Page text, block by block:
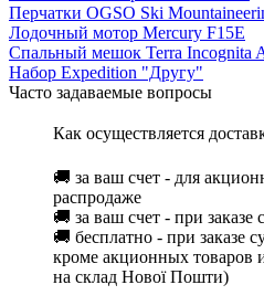
Перчатки OGSO Ski
Лодочный мотор Mercury F15E
Спальный мешок Terra Incognita
Набор Expedition "Другу"
Часто задаваемые вопросы
Как осуществляется
🚚 за ваш счет - для
распродаже
🚚 за ваш счет - при
🚚 бесплатно - при заказе
кроме акционных товаров
на склад Нової Пошти)